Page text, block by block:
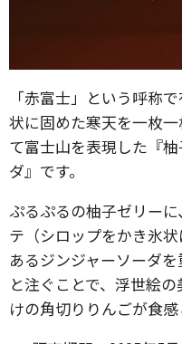
「赤富士」という呼称
状に固めた寒天を一枚
て富士山を表現した『
ダ』です。
ぷるぷるの柚子ゼリー
テ（シロップをかき氷
あるジンジャーソーダ
と注ぐことで、浮世絵
けの角切りりんごが食感